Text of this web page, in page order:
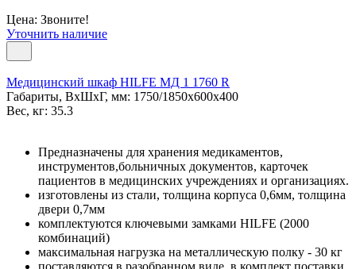
Цена: Звоните!
Уточнить наличие
Медицинский шкаф HILFE МД 1 1760 R
Габариты, ВxШxГ, мм: 1750/1850x600x400
Вес, кг: 35.3
Предназначены для хранения медикаментов,
инструментов,больничных документов, карточек
пациентов в медицинских учреждениях и организациях.
изготовлены из стали, толщина корпуса 0,6мм, толщина
двери 0,7мм
комплектуются ключевыми замками HILFE (2000
комбинаций)
максимальная нагрузка на металлическую полку - 30 кг
поставляются в разобранном виде, в комплект поставки